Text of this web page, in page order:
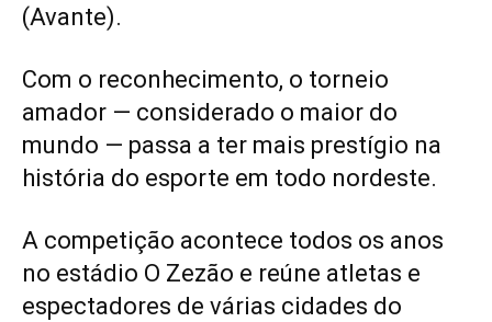
(Avante).
Com o reconhecimento, o torneio
amador — considerado o maior do
mundo — passa a ter mais prestígio na
história do esporte em todo nordeste.
A competição acontece todos os anos
no estádio O Zezão e reúne atletas e
espectadores de várias cidades do